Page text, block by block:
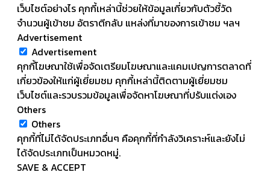
เว็บไซต์อย่างไร คุกกี้เหล่านี้ช่วยให้ข้อมูลเกี่ยวกับตัวชี้วัด
จำนวนผู้เข้าชม อัตราตีกลับ แหล่งที่มาของการเข้าชม ฯลฯ
Advertisement
Advertisement
คุกกี้โฆษณาใช้เพื่อจัดเตรียมโฆษณาและแคมเปญการตลาดที่
เกี่ยวข้องให้แก่ผู้เยี่ยมชม คุกกี้เหล่านี้ติดตามผู้เยี่ยมชม
เว็บไซต์และรวบรวมข้อมูลเพื่อจัดหาโฆษณาที่ปรับแต่งเอง
Others
Others
คุกกี้ที่ไม่ได้จัดประเภทอื่นๆ คือคุกกี้ที่กำลังวิเคราะห์และยังไม่
ได้จัดประเภทเป็นหมวดหมู่.
SAVE & ACCEPT